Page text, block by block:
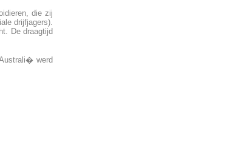
die zij
drijfjagers).
De draagtijd
werd